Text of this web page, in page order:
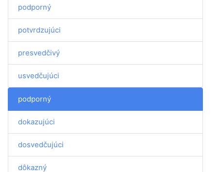
podporný
potvrdzujúci
presvedčivý
usvedčujúci
podporný
dokazujúci
dosvedčujúci
dôkazný